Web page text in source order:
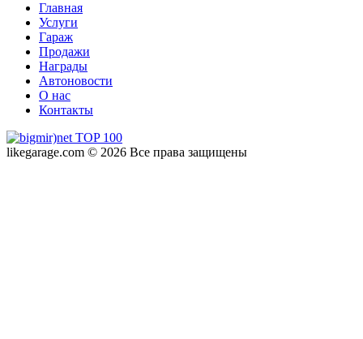
Главная
Услуги
Гараж
Продажи
Награды
Автоновости
О нас
Контакты
likegarage.com © 2026 Все права защищены